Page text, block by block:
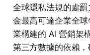
全球隱私法規的處
金最高可達企業全
業構建的 AI 營銷架
第三方數據的依賴